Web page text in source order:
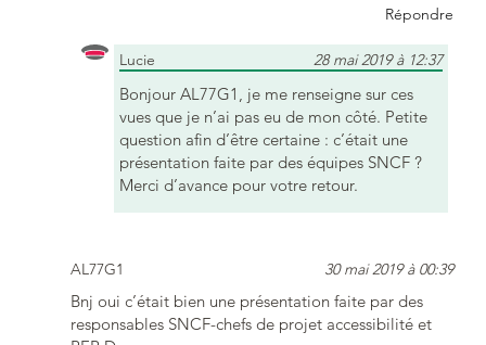
Répondre
Lucie 28 mai 2019 à 12:37
Bonjour AL77G1, je me renseigne sur ces
vues que je n’ai pas eu de mon côté. Petite
question afin d’être certaine : c’était une
présentation faite par des équipes SNCF ?
Merci d’avance pour votre retour.
AL77G1 30 mai 2019 à 00:39
Bnj oui c’était bien une présentation faite par des
responsables SNCF-chefs de projet accessibilité et